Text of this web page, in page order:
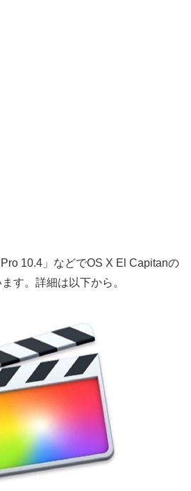
10.4」などでOS X El Capitanの
す。詳細は以下から。